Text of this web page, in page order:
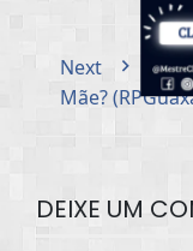
Next
Mãe?
DEIXE UM